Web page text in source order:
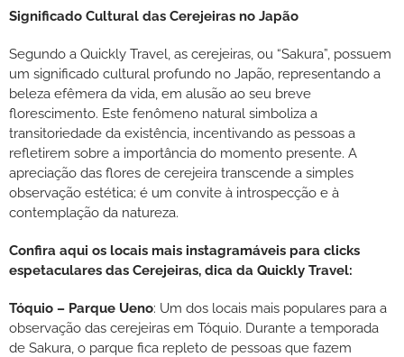
Significado Cultural das Cerejeiras no Japão
Segundo a Quickly Travel, as cerejeiras, ou “Sakura”, possuem
um significado cultural profundo no Japão, representando a
beleza efêmera da vida, em alusão ao seu breve
florescimento. Este fenômeno natural simboliza a
transitoriedade da existência, incentivando as pessoas a
refletirem sobre a importância do momento presente. A
apreciação das flores de cerejeira transcende a simples
observação estética; é um convite à introspecção e à
contemplação da natureza.
Confira aqui os locais mais instagramáveis para clicks
espetaculares das Cerejeiras, dica da Quickly Travel:
Tóquio – Parque Ueno: Um dos locais mais populares para a
observação das cerejeiras em Tóquio. Durante a temporada
de Sakura, o parque fica repleto de pessoas que fazem